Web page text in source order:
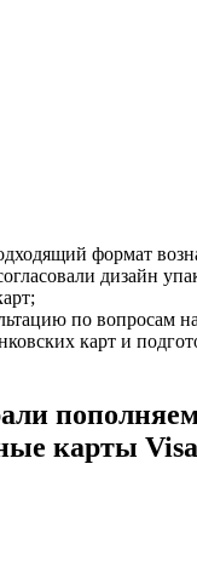
формат
дизайн
по вопросам
карт и
карты